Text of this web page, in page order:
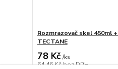
Rozmrazovač skel 450ml
TECTANE
78 Kč /ks
64,46 Kčbez DPH